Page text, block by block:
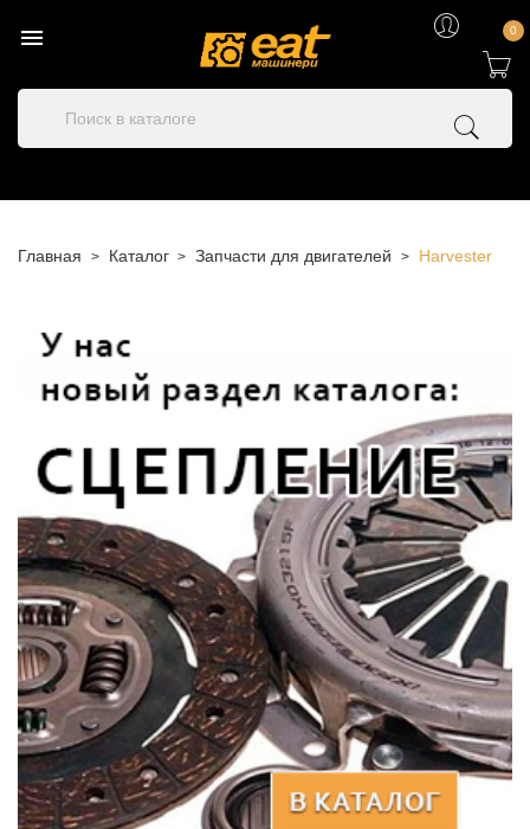
 0
Главная Каталог Запчасти для двигателей Harvester